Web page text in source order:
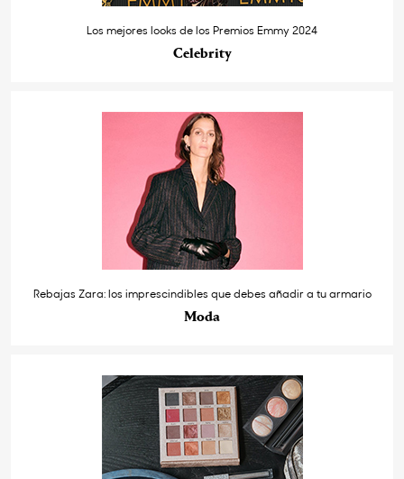
Los mejores looks de los Premios Emmy 2024
Celebrity
Rebajas Zara: los imprescindibles que debes añadir a tu armario
Moda